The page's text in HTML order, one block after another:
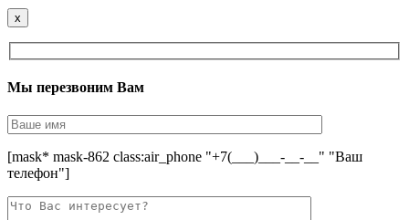
x
Мы перезвоним Вам
[mask* mask-862 class:air_phone "+7(___)___-__-__" "Ваш
телефон"]